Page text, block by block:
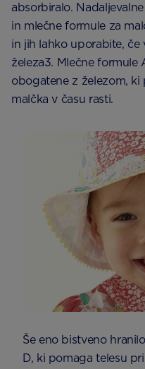
absorbiralo.
in mlečne formule za
in jih lahko uporabite,
železa3. Mlečne formule
obogatene z železom,
malčka v času rasti.
Še eno bistveno
D, ki pomaga telesu